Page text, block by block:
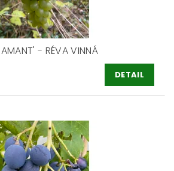
- RÉVA VINNÁ
DETAIL